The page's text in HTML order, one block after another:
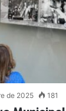
de 2025 181